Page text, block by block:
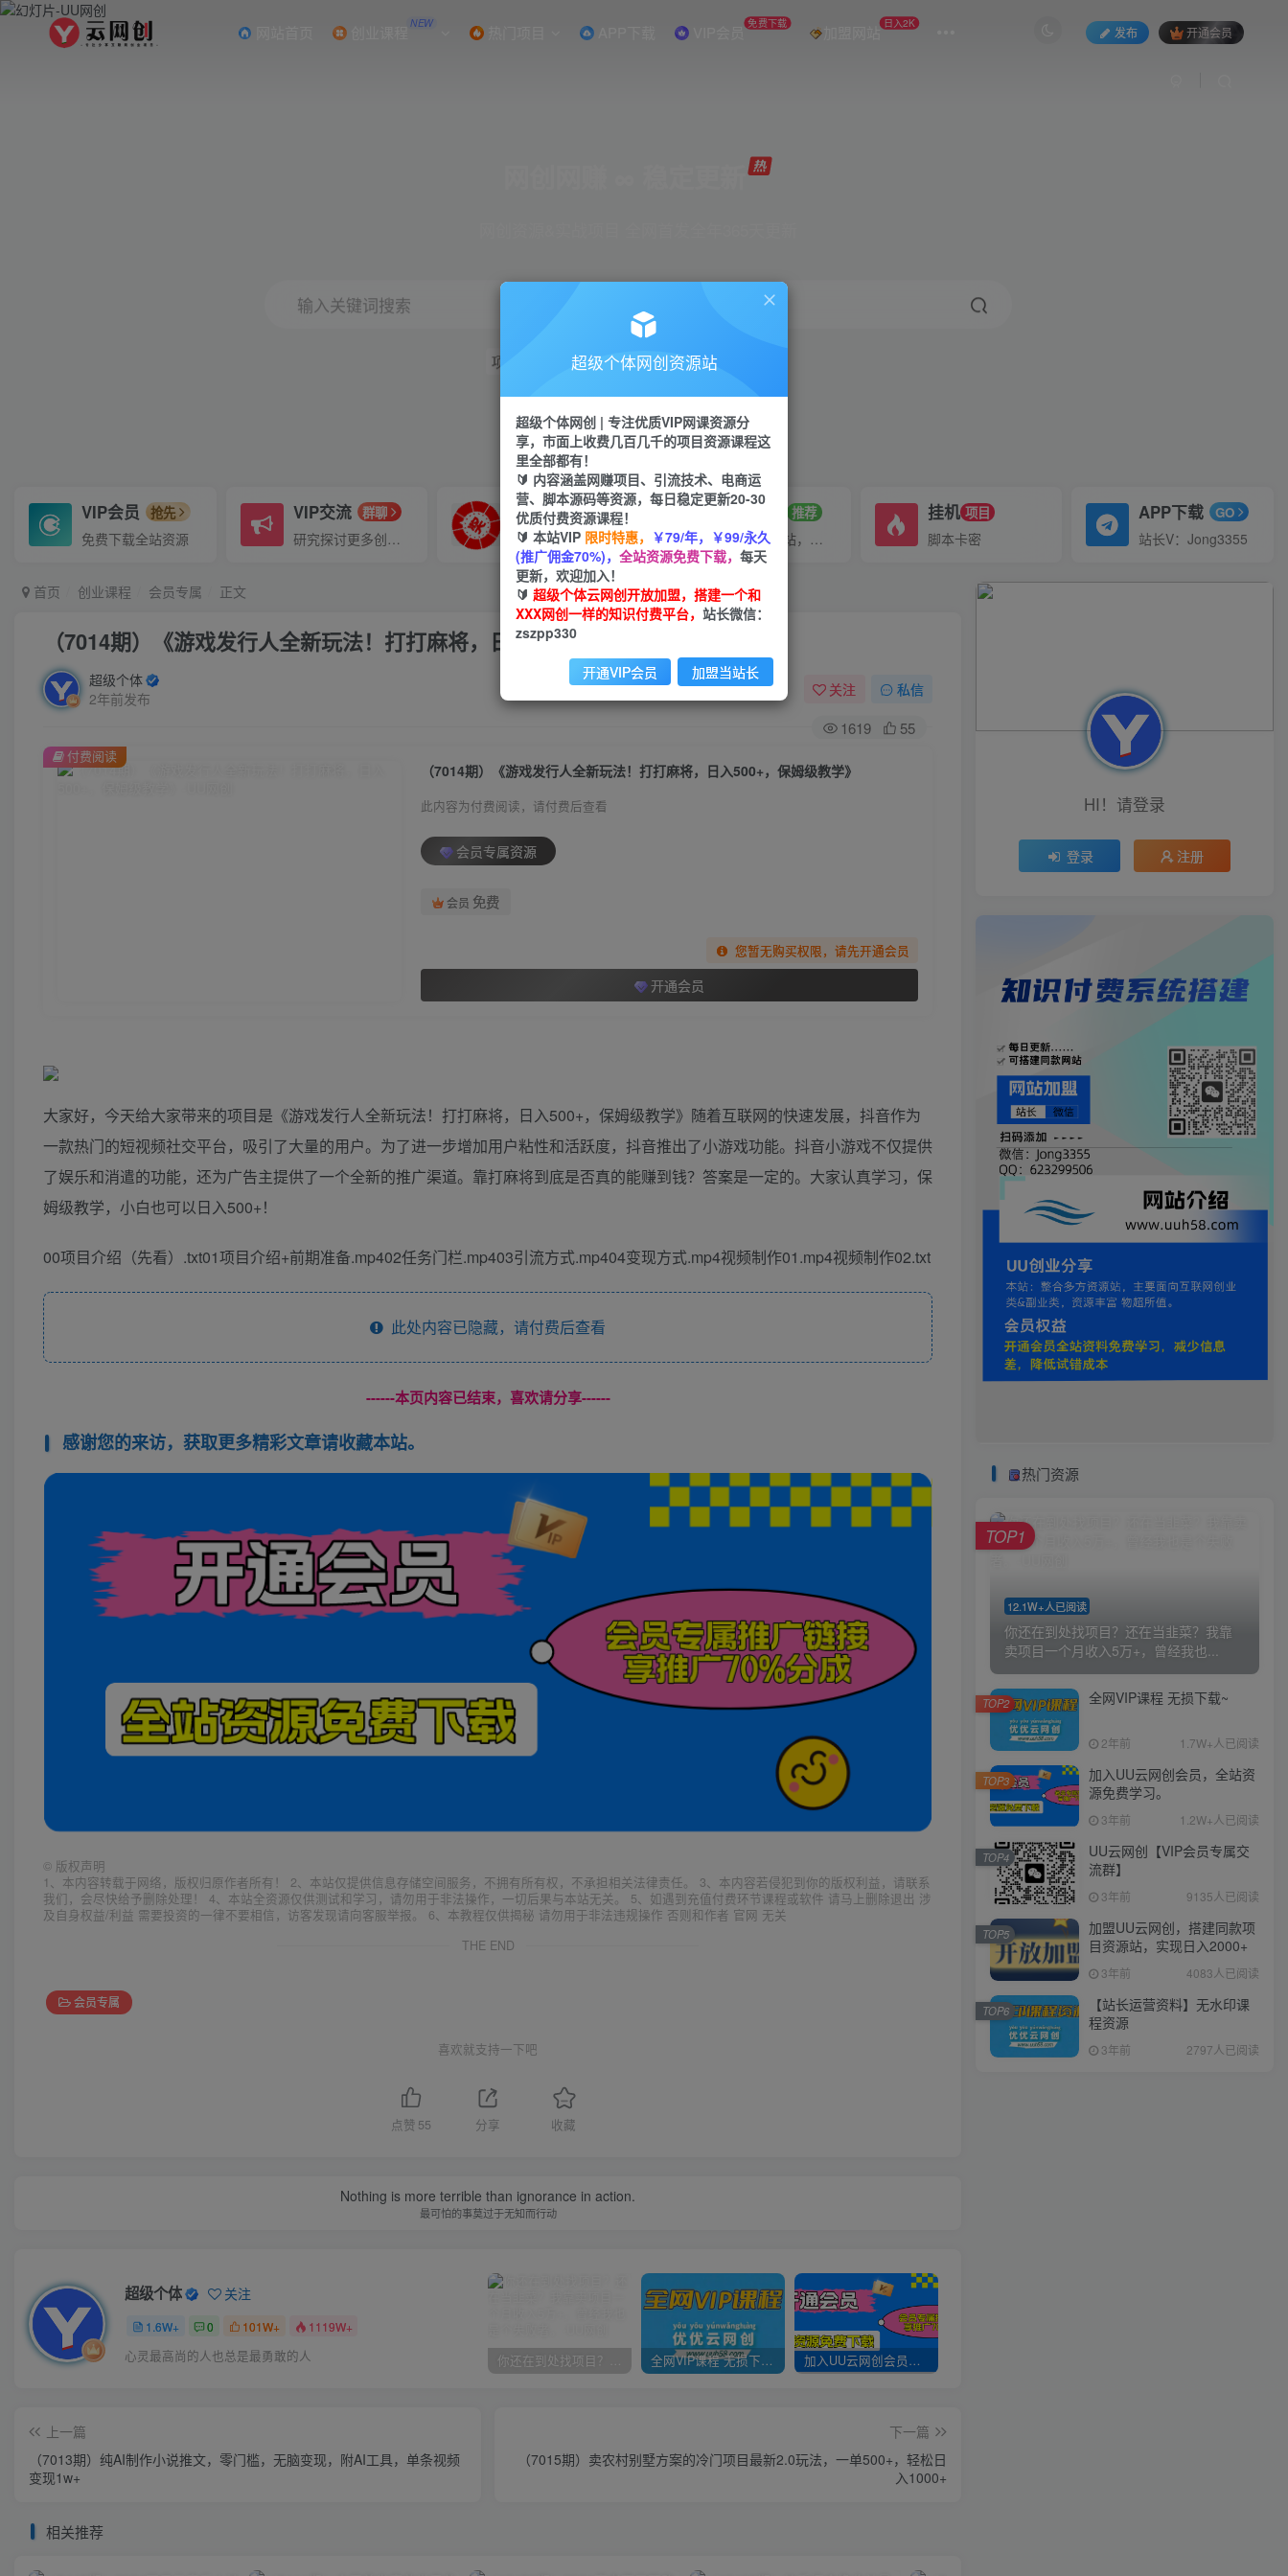
创业课程 NEW 热门项目 APP下载 VIP会员 免费下载 加盟网站 日入2K
发布 开通会员
输入关键词搜索
项目 引流 短视频 小红书
VIP会员 抢先
免费下载全站资源
VIP交流 群聊
研究探讨更多创业项目路子。
VIP推广
70%分佣
会员专属推广链接
招募站长 推荐
搭建同款网站，自己当老板
挂机 项目
脚本卡密
APP下载 GO
站长V：Jong3355
首页 创业课程 会员专属 正文
（7014期）《游戏发行人全新玩法！打打麻将，日入500+，保姆级教学》
超级个体
2年前发布
关注 私信
1619 55
（7014期）《游戏发行人全新玩法！打打麻将，日入500+，保姆级教学》
此内容为付费阅读，请付费后查看
会员专属资源
会员 免费
您暂无购买权限，请先开通会员
开通会员
付费阅读
大家好，今天给大家带来的项目是《游戏发行人全新玩法！打打麻将，日入500+，保姆级教学》随着互联网的快速发展，抖音作为
一款热门的短视频社交平台，吸引了大量的用户。为了进一步增加用户粘性和活跃度，抖音推出了小游戏功能。抖音小游戏不仅提供
了娱乐和消遣的功能，还为广告主提供了一个全新的推广渠道。靠打麻将到底是否真的能赚到钱？答案是一定的。大家认真学习，保
姆级教学，小白也可以日入500+！
00项目介绍（先看）.txt01项目介绍+前期准备.mp402任务门栏.mp403引流方式.mp404变现方式.mp4视频制作01.mp4视频制作02.txt
此处内容已隐藏，请付费后查看
------本页内容已结束，喜欢请分享------
感谢您的来访，获取更多精彩文章请收藏本站。
© 版权声明
1、本内容转载于网络，版权归原作者所有！ 2、本站仅提供信息存储空间服务，不拥有所有权，不承担相关法律责任。 3、本内容若侵犯到你的版权利益，请联系
我们，会尽快给予删除处理！ 4、本站全资源仅供测试和学习，请勿用于非法操作，一切后果与本站无关。 5、如遇到充值付费环节课程或软件 请马上删除退出 涉
及自身权益/利益 需要投资的一律不要相信，访客发现请向客服举报。 6、本教程仅供揭秘 请勿用于非法违规操作 否则和作者 官网 无关
THE END
会员专属
喜欢就支持一下吧
点赞 55 分享 收藏
Nothing is more terrible than ignorance in action.
最可怕的事莫过于无知而行动
超级个体 关注
1.6W+ 0 101W+ 1119W+
心灵最高尚的人也总是最勇敢的人 你还在到处找项目？还在当韭菜？我靠卖项目一个月收入5万+，曾经我也是个失败者。 全网VIP课程 无损下载~ 加入UU云网创会员，全站资源免费学习。
上一篇
（7013期）纯AI制作小说推文，零门槛，无脑变现，附AI工具，单条视频
变现1w+
下一篇
（7015期）卖农村别墅方案的冷门项目最新2.0玩法，一单500+，轻松日
入1000+
相关推荐
HI！请登录
登录 注册
热门资源
12.1W+人已阅读
你还在到处找项目？还在当韭菜？我靠
卖项目一个月收入5万+，曾经我也...
TOP1
全网VIP课程 无损下载~
2年前 1.7W+人已阅读
TOP2
加入UU云网创会员，全站资
源免费学习。
3年前 1.2W+人已阅读
TOP3
UU云网创【VIP会员专属交
流群】
3年前 9135人已阅读
TOP4
加盟UU云网创，搭建同款项
目资源站，实现日入2000+
3年前 4083人已阅读
TOP5
【站长运营资料】无水印课
程资源
3年前 2797人已阅读
TOP6
超级个体网创资源站
超级个体网创 | 专注优质VIP网课资源分
享，市面上收费几百几千的项目资源课程这
里全部都有！
🔰 内容涵盖网赚项目、引流技术、电商运
营、脚本源码等资源，每日稳定更新20-30
优质付费资源课程！
🔰 本站VIP 限时特惠， ￥79/年，￥99/永久
(推广佣金70%)， 全站资源免费下载， 每天
更新，欢迎加入！
🔰 超级个体云网创开放加盟，搭建一个和
XXX网创一样的知识付费平台， 站长微信：
zszpp330
开通VIP会员 加盟当站长